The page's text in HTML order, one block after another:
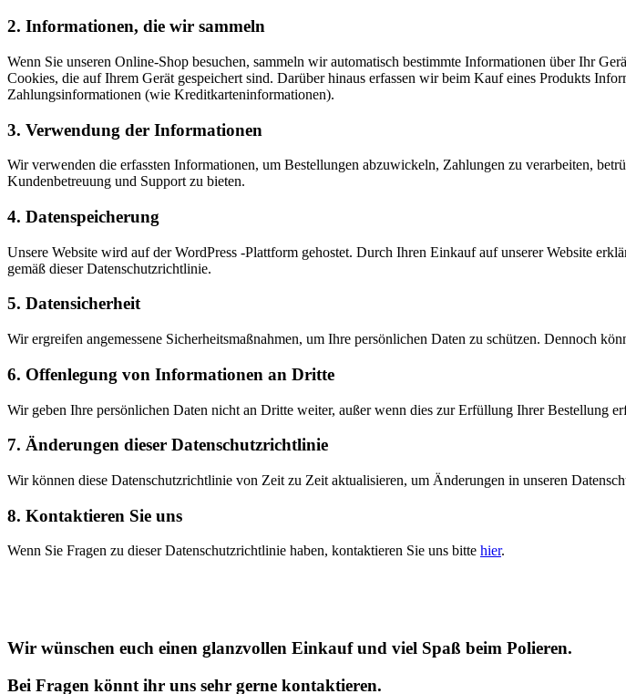
2. Informationen, die wir sammeln
Wenn Sie unseren Online-Shop besuchen, sammeln wir automatisch bestimmte Informationen über Ihr
Cookies, die auf Ihrem Gerät gespeichert sind. Darüber hinaus erfassen wir beim Kauf eines Produkts
Zahlungsinformationen (wie Kreditkarteninformationen).
3. Verwendung der Informationen
Wir verwenden die erfassten Informationen, um Bestellungen abzuwickeln, Zahlungen zu verarbeiten,
Kundenbetreuung und Support zu bieten.
4. Datenspeicherung
Unsere Website wird auf der WordPress -Plattform gehostet. Durch Ihren Einkauf auf unserer Website
gemäß dieser Datenschutzrichtlinie.
5. Datensicherheit
Wir ergreifen angemessene Sicherheitsmaßnahmen, um Ihre persönlichen Daten zu schützen. Dennoch
6. Offenlegung von Informationen an Dritte
Wir geben Ihre persönlichen Daten nicht an Dritte weiter, außer wenn dies zur Erfüllung Ihrer Bestellung
7. Änderungen dieser Datenschutzrichtlinie
Wir können diese Datenschutzrichtlinie von Zeit zu Zeit aktualisieren, um Änderungen in unseren
8. Kontaktieren Sie uns
Wenn Sie Fragen zu dieser Datenschutzrichtlinie haben, kontaktieren Sie uns bitte hier.
Wir wünschen euch einen glanzvollen Einkauf und viel Spaß beim Polieren.
Bei Fragen könnt ihr uns sehr gerne kontaktieren.